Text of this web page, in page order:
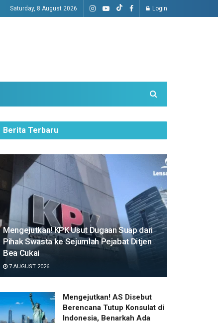
Saturday, 8 August 2026 Login
Berita Terbaru
Mengejutkan! KPK Usut Dugaan Suap dari
Pihak Swasta ke Sejumlah Pejabat Ditjen
Bea Cukai
7 AUGUST 2026
Mengejutkan! AS Disebut
Berencana Tutup Konsulat di
Indonesia, Benarkah Ada